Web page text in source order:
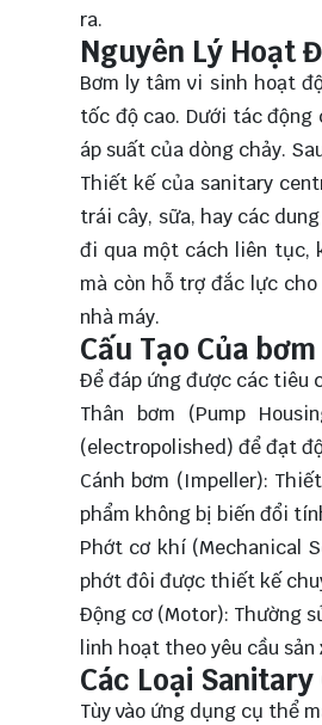
ra.
Nguyên Lý Hoạt
Bơm ly tâm vi sinh hoạt
tốc độ cao. Dưới tác
áp suất của dòng chảy.
Thiết kế của sanitary
trái cây, sữa, hay các
đi qua một cách liên tục,
mà còn hỗ trợ đắc lực
nhà máy.
Cấu Tạo Của
Để đáp ứng được các tiêu
Thân bơm (Pump
(electropolished) để đạt
Cánh bơm (Impeller):
phẩm không bị biến đổi
Phớt cơ khí (Mechanical
phớt đôi được thiết kế
Động cơ (Motor): Thường
linh hoạt theo yêu cầu sản
Các Loại
Tùy vào ứng dụng cụ thể